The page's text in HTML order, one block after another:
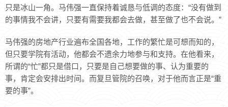
只是冰山一角。马伟强一直保持着诚恳与低调的态度：“没有做到
的事情我不会讲，只要有需要我都会去做，甚至做了也不会说。”
马伟强的房地产行业遍布全国各地，工作的繁忙是可想而知的，
但只要学院有活动，他都会不遗余力地参与和支持。在他看来，
所谓的“忙”都只是借口，只要是自己想要做的事、认为重要的
事，肯定会安排出时间。而复旦管院的召唤，对于他而言正是“重
要的事”。